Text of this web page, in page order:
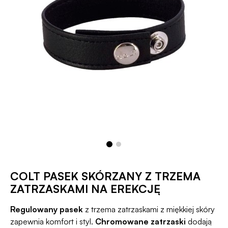
COLT PASEK SKÓRZANY Z TRZEMA
ZATRZASKAMI NA EREKCJĘ
Regulowany pasek z trzema zatrzaskami z miękkiej skóry
zapewnia komfort i styl. Chromowane zatrzaski dodają